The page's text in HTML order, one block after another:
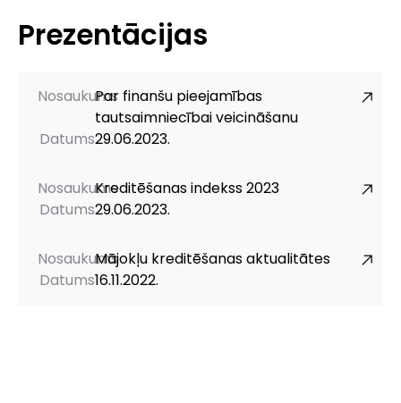
Prezentācijas
NosaukumsPar finanšu pieejamības
tautsaimniecībai veicināšanu
Datums29.06.2023.
NosaukumsKreditēšanas indekss 2023
Datums29.06.2023.
NosaukumsMājokļu kreditēšanas aktualitātes
Datums16.11.2022.